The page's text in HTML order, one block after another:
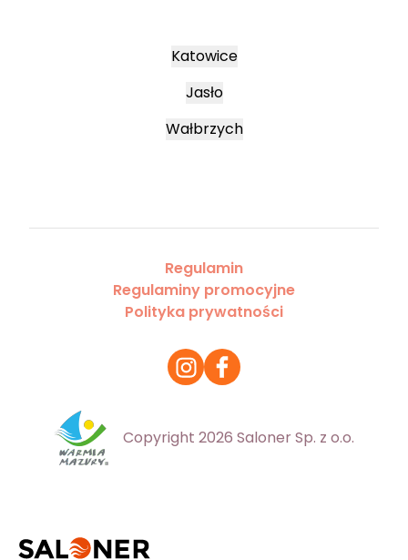
Katowice
Jasło
Wałbrzych
Regulamin
Regulaminy promocyjne
Polityka prywatności
Copyright 2026 Saloner Sp. z o.o.